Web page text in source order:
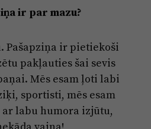
ir par mazu?
Pašapziņa ir pietiekoši
pakļauties šai sevis
Mēs esam ļoti labi
sportisti, mēs esam
labu humora izjūtu,
vaina!